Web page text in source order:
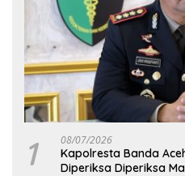
1 08/07/2026
Kapolresta Banda
Diperiksa Diperiksa